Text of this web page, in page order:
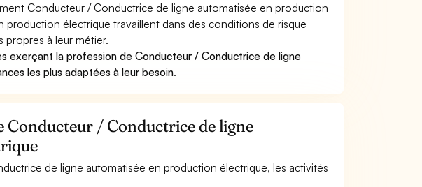
Conducteur / Conductrice de ligne automatisée en production
électrique travaillent dans des conditions de risque
propres à leur métier.
exerçant la profession de Conducteur / Conductrice de ligne
les plus adaptées à leur besoin.
Conducteur / Conductrice de ligne
de ligne automatisée en production électrique, les activités